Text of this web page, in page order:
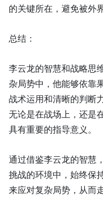
的关键所在，避免被外
总结：
李云龙的智慧和战略思
杂局势中，他能够依靠
战术运用和清晰的判断
无论是在战场上，还是
具有重要的指导意义。
通过借鉴李云龙的智慧
挑战的环境中，始终保
来应对复杂局势，从而